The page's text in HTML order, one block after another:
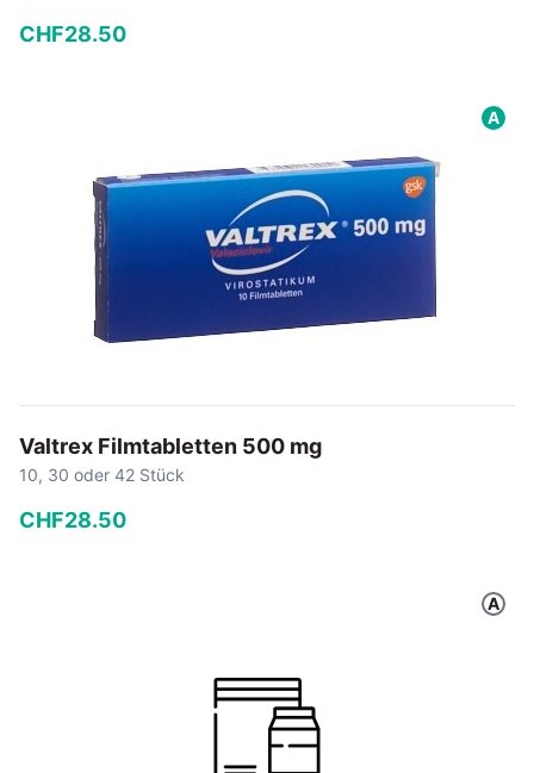
CHF28.50
A
Valtrex Filmtabletten 500 mg
10, 30 oder 42 Stück
CHF28.50
A